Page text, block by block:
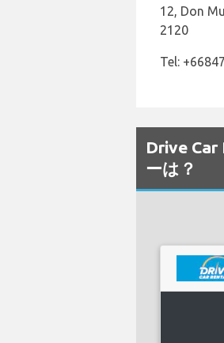
12, Don
2120
Tel:
Drive Car
ーは？